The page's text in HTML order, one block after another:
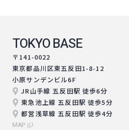
TOKYO BASE
〒141-0022
東京都品川区東五反田1-8-12
小原サンデンビル6F
JR山手線 五反田駅 徒歩6分
東急池上線 五反田駅 徒歩5分
都営浅草線 五反田駅 徒歩4分
MAP